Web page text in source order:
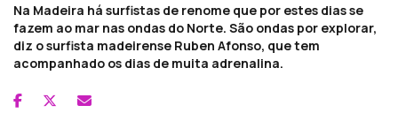
Na Madeira há surfistas de renome que por estes dias se
fazem ao mar nas ondas do Norte. São ondas por explorar,
diz o surfista madeirense Ruben Afonso, que tem
acompanhado os dias de muita adrenalina.